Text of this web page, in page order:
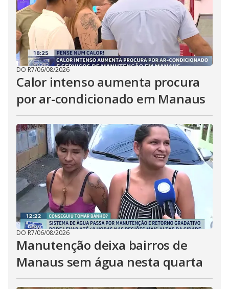
DO R7/06/08/2026
Calor intenso aumenta procura
por ar-condicionado em Manaus
DO R7/06/08/2026
Manutenção deixa bairros de
Manaus sem água nesta quarta